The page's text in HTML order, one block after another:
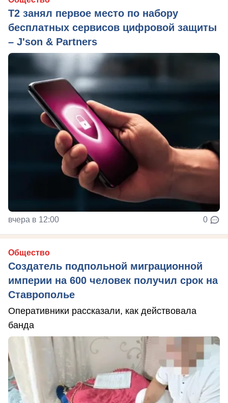
Т2 занял первое место по набору
бесплатных сервисов цифровой защиты
– J'son & Partners
вчера в 12:00 0
Общество
Создатель подпольной миграционной
империи на 600 человек получил срок на
Ставрополье
Оперативники рассказали, как действовала
банда